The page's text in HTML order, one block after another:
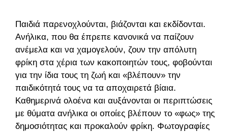
Παιδιά παρενοχλούνται, βιάζονται και εκδίδονται.
Ανήλικα, που θα έπρεπε κανονικά να παίζουν
ανέμελα και να χαμογελούν, ζουν την απόλυτη
φρίκη στα χέρια των κακοποιητών τους, φοβούνται
για την ίδια τους τη ζωή και «βλέπουν» την
παιδικότητά τους να τα αποχαιρετά βίαια.
Καθημερινά ολοένα και αυξάνονται οι περιπτώσεις
με θύματα ανήλικα οι οποίες βλέπουν το «φως» της
δημοσιότητας και προκαλούν φρίκη. Φωτογραφίες